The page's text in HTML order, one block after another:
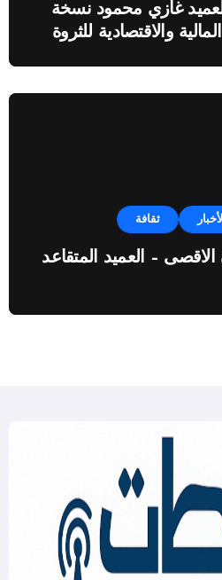
غازي محمود نسخة
والاقتصادية للثروة
الأخبار ثقافة
– العميد المتقاعد